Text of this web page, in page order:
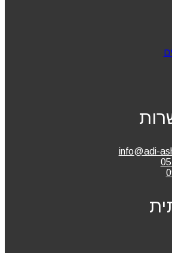
info@adi-